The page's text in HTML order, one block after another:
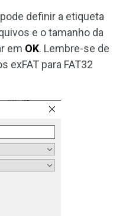
definir a etiqueta
e o tamanho da
em OK. Lembre-se de
exFAT para FAT32